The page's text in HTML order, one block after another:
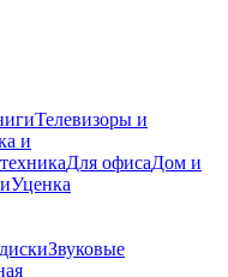
Телевизоры и
и
Для офисаДом и
Уценка
Звуковые